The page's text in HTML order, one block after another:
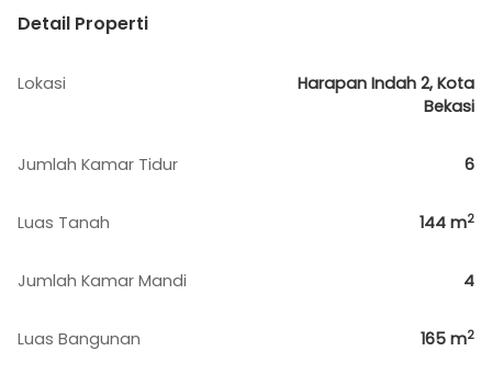
Detail Properti
Lokasi
Harapan Indah 2, Kota
Bekasi
Jumlah Kamar Tidur 6
Luas Tanah 144 m2
Jumlah Kamar Mandi 4
Luas Bangunan 165 m2